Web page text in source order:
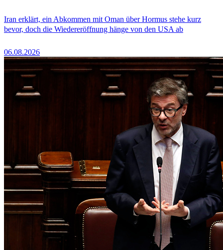
Iran erklärt, ein Abkommen mit Oman über Hormus stehe kurz
bevor, doch die Wiedereröffnung hänge von den USA ab
06.08.2026